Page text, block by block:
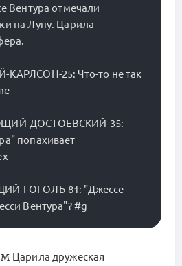
Вентура отмечали
на Луну. Царила
КАРЛСОН-25: Что-то не так
ДОСТОЕВСКИЙ-35:
попахивает
ГОГОЛЬ-81: "Джессе
Царила дружеская